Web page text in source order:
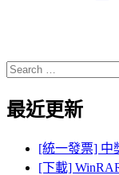
Search
for:
最近更新
[統一發票] 中
[下載]